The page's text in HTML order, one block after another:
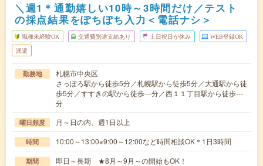
＼週1＊通勤嬉しい10時～3時間だけ／テスト
の採点結果をぽちぽち入力＜電話ナシ＞
職種未経験OK 交通費別途支給あり 土日祝日が休み WEB登録OK
派遣
勤務地
札幌市中央区
さっぽろ駅から徒歩5分／札幌駅から徒歩5分／大通駅から徒
歩5分／すすきの駅から徒歩---分／西１１丁目駅から徒歩---
分
曜日頻度 月～日の内、週1日以上
時間 10:00～13:00※9:00～12:00など時間相談OK＊1日3時間
期間 即日～長期 ★8月～9月～の開始もOK！